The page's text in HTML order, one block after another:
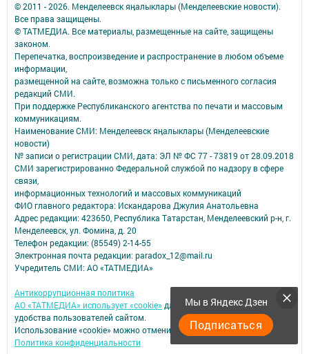
Мы в Яндекс Дзен
Подписаться
© 2011 - 2026. Менделеевск яӊалыклары (Менделеевские новости).
Все права защищены.
© ТАТМЕДИА. Все материалы, размещенные на сайте, защищены
законом.
Перепечатка, воспроизведение и распространение в любом объеме
информации,
размещенной на сайте, возможна только с письменного согласия
редакций СМИ.
При поддержке Республиканского агентства по печати и массовым
коммуникациям.
Наименование СМИ: Менделеевск яӊалыклары (Менделеевские
новости)
№ записи о регистрации СМИ, дата: ЭЛ № ФС 77 - 73819 от 28.09.2018
СМИ зарегистрированно Федеральной службой по надзору в сфере
связи,
информационных технологий и массовых коммуникаций
ФИО главного редактора: Искандарова Джулия Анатольевна
Адрес редакции: 423650, Республика Татарстан, Менделеевский р-н, г.
Менделеевск, ул. Фомина, д. 20
Телефон редакции: (85549) 2-14-55
Электронная почта редакции: paradox_12@mail.ru
Учредитель СМИ: АО «ТАТМЕДИА»
Антикоррупционная политика
АО «ТАТМЕДИА» использует «cookie»для персонализации сервисов и
удобства пользователей сайтом.
Использование «cookie» можно отменить в настройках браузера.
Политика конфиденциальности